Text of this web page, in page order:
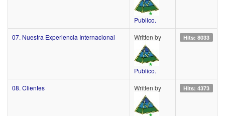
Publico.
07. Nuestra Experiencia Internacional Written by
Publico.
Hits: 8033
08. Clientes Written by Hits: 4373